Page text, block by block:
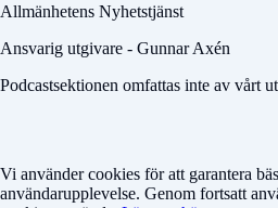
Allmänhetens Nyhetstjänst
Ansvarig utgivare - Gunnar Axén
Podcastsektionen omfattas inte av vårt
Vi använder cookies för att garantera
användarupplevelse. Genom fortsatt